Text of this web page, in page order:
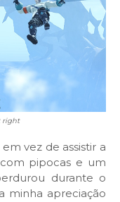
right
vez de assistir a
pipocas e um
durante o
minha apreciação